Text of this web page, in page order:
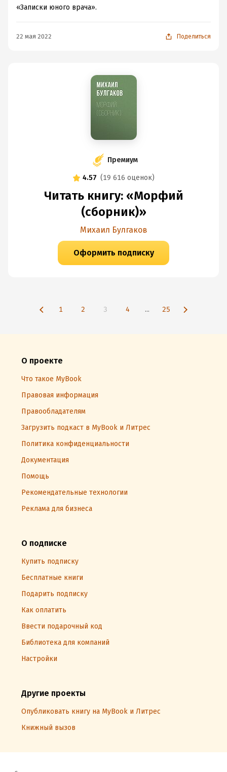
«Записки юного врача».
22 мая 2022 Поделиться
Премиум
4.57 (19 616 оценок)
Читать книгу: «Морфий
(сборник)»
Михаил Булгаков
Оформить подписку
1 2 3 4 ... 25
О проекте
Что такое MyBook
Правовая информация
Правообладателям
Загрузить подкаст в MyBook и Литрес
Политика конфиденциальности
Документация
Помощь
Рекомендательные технологии
Реклама для бизнеса
О подписке
Купить подписку
Бесплатные книги
Подарить подписку
Как оплатить
Ввести подарочный код
Библиотека для компаний
Настройки
Другие проекты
Опубликовать книгу на MyBook и Литрес
Книжный вызов